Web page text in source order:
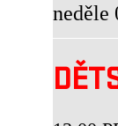
neděle